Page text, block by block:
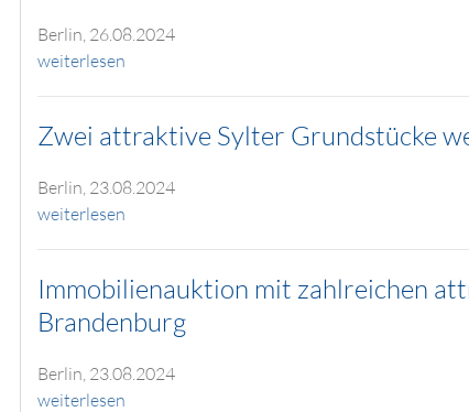
Berlin, 26.08.2024
weiterlesen
Zwei attraktive Sylter Grundstücke
Berlin, 23.08.2024
weiterlesen
Immobilienauktion mit zahlreichen
Brandenburg
Berlin, 23.08.2024
weiterlesen